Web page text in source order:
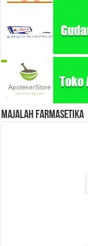
Majalah Farmasetika